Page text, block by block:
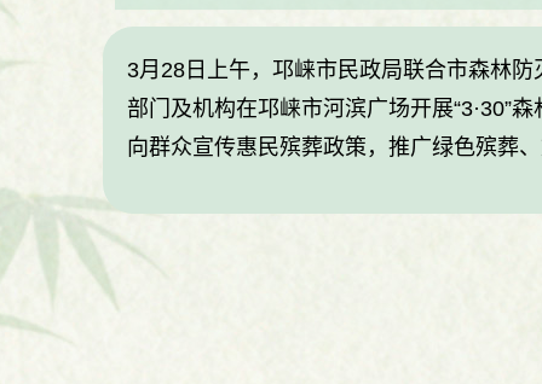
3月28日上午，邛崃市民政局联合市森林
部门及机构在邛崃市河滨广场开展“3·30”
向群众宣传惠民殡葬政策，推广绿色殡葬